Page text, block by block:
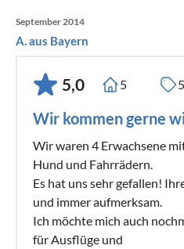
September 2014
A. aus Bayern
5,0 5 5
Wir kommen gerne
Wir waren 4 Erwachsene
Hund und Fahrrädern.
Es hat uns sehr gefallen!
und immer aufmerksam.
Ich möchte mich auch
für Ausflüge und